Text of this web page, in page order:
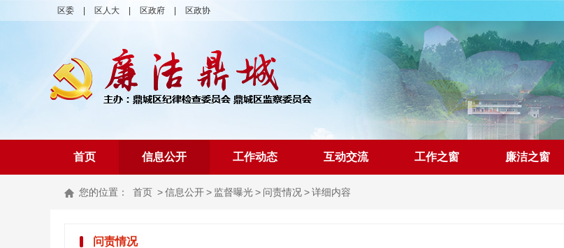
区委 区人大 区政府 区政协
首页 信息公开 工作动态 互动交流 工作之窗 廉洁之窗
您的位置： 首页 >信息公开> 监督曝光> 问责情况>详细内容
问责情况